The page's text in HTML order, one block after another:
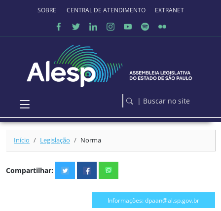
Ir para o conteúdo principal
SOBRE O PORTALCENTRAL DE ATENDIMENTO EXTRANET
| Buscar no site
Início Legislação Norma
Compartilhar:
Informações: dpaan@al.sp.gov.br